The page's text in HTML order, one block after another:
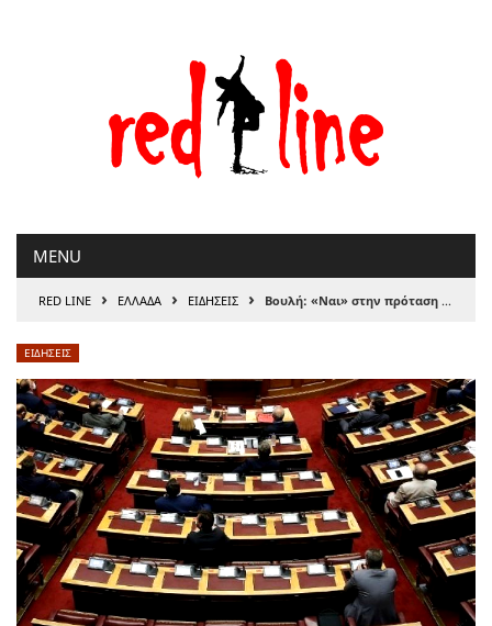
MENU
RED LINE › ΕΛΛΑΔΑ › ΕΙΔΗΣΕΙΣ › Βουλή: «Ναι» στην πρόταση του ΣΥΡΙΖΑ-ΠΣ για σύσταση εξεταστικής επιτροπής
ΕΙΔΗΣΕΙΣ